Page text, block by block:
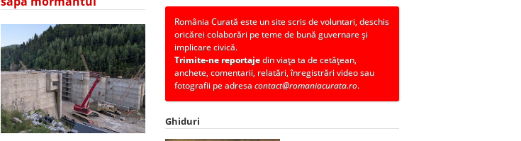
România Curată este un site scris de voluntari, deschis
oricărei colaborări pe teme de bună guvernare și
implicare civică.
Trimite-ne reportajedin viața ta de cetățean,
anchete, comentarii, relatări, înregistrări video sau
fotografii pe adresacontact@romaniacurata.ro.
Ghiduri